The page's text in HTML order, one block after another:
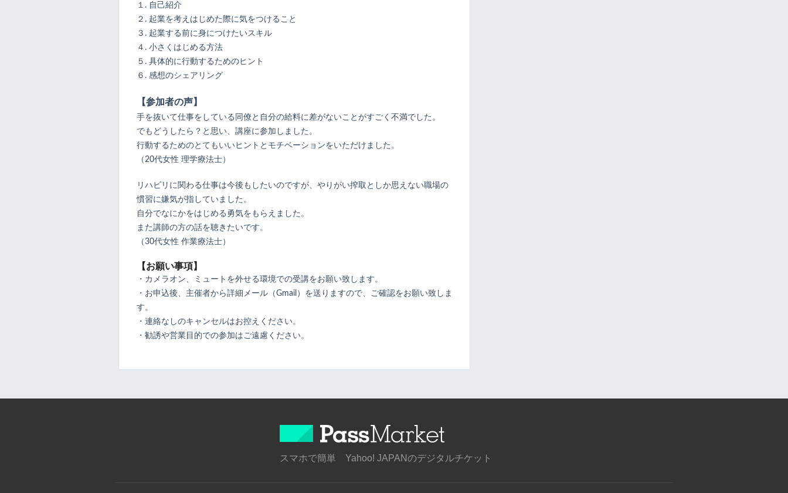
１. 自己紹介
２. 起業を考えはじめた際に気をつけること
３. 起業する前に身につけたいスキル
４. 小さくはじめる方法
５. 具体的に行動するためのヒント
６. 感想のシェアリング
【参加者の声】
手を抜いて仕事をしている同僚と自分の給料に差がないことがすごく不満でした。
でもどうしたら？と思い、講座に参加しました。
行動するためのとてもいいヒントとモチベーションをいただけました。
（20代女性 理学療法士）
リハビリに関わる仕事は今後もしたいのですが、やりがい搾取としか思えない職場の
慣習に嫌気が指していました。
自分でなにかをはじめる勇気をもらえました。
また講師の方の話を聴きたいです。
（30代女性 作業療法士）
【お願い事項】
・カメラオン、ミュートを外せる環境での受講をお願い致します。
・お申込後、主催者から詳細メール（Gmail）を送りますので、ご確認をお願い致しま
す。
・連絡なしのキャンセルはお控えください。
・勧誘や営業目的での参加はご遠慮ください。
スマホで簡単 Yahoo! JAPANのデジタルチケット